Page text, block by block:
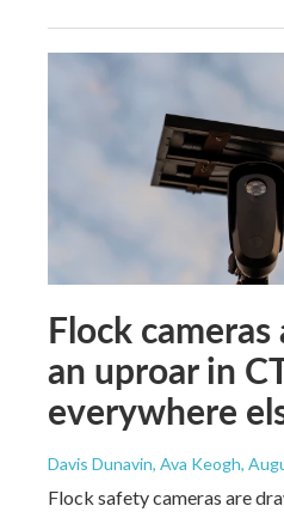
Flock
an uproar in
everywhere
Davis Dunavin, Ava Keogh,
Flock safety cameras are